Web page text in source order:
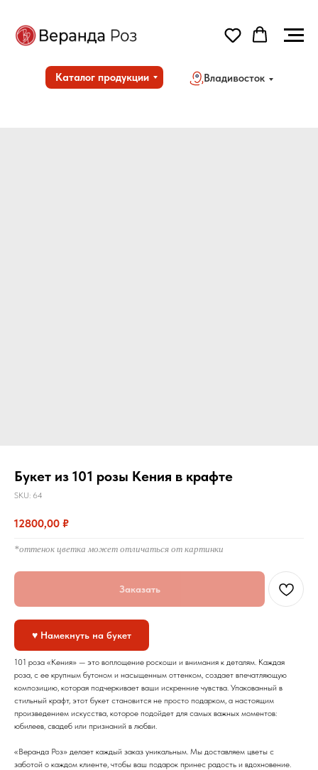
Каталог продукции Владивосток
Букет из 101 розы Кения в крафте
SKU: 64
12800,00 ₽
*оттенок цветка может отличаться от картинки
Заказать
♥ Намекнуть на букет
101 роза «Кения» — это воплощение роскоши и внимания к деталям. Каждая
роза, с ее крупным бутоном и насыщенным оттенком, создает впечатляющую
композицию, которая подчеркивает ваши искренние чувства. Упакованный в
стильный крафт, этот букет становится не просто подарком, а настоящим
произведением искусства, которое подойдет для самых важных моментов:
юбилеев, свадеб или признаний в любви.
«Веранда Роз» делает каждый заказ уникальным. Мы доставляем цветы с
заботой о каждом клиенте, чтобы ваш подарок принес радость и вдохновение.